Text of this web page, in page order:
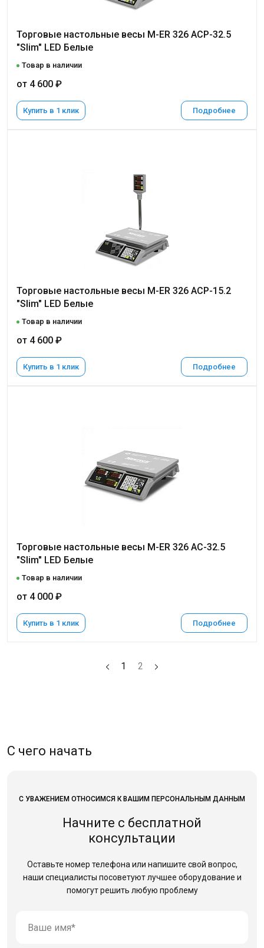
Торговые настольные весы M-ER 326 ACP-32.5
"Slim" LED Белые
Товар в наличии
от 4 600 ₽
Купить в 1 клик Подробнее
Торговые настольные весы M-ER 326 ACP-15.2
"Slim" LED Белые
Товар в наличии
от 4 600 ₽
Купить в 1 клик Подробнее
Торговые настольные весы M-ER 326 AC-32.5
"Slim" LED Белые
Товар в наличии
от 4 000 ₽
Купить в 1 клик Подробнее
1 2
С чего начать
С УВАЖЕНИЕМ ОТНОСИМСЯ К ВАШИМ ПЕРСОНАЛЬНЫМ ДАННЫМ
Начните с бесплатной
консультации
Оставьте номер телефона или напишите свой вопрос,
наши специалисты посоветуют лучшее оборудование и
помогут решить любую проблему